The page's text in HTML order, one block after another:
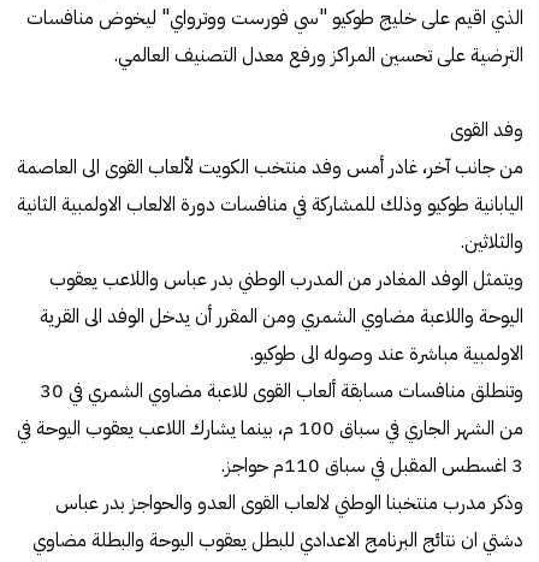
الذي اقيم على خليج طوكيو "سي فورست ووترواي" ليخوض منافسات
الترضية على تحسين المراكز ورفع معدل التصنيف العالمي.
وفد القوى
من جانب آخر، غادر أمس وفد منتخب الكويت لألعاب القوى الى العاصمة
اليابانية طوكيو وذلك للمشاركة في منافسات دورة الالعاب الاولمبية الثانية
والثلاثين.
ويتمثل الوفد المغادر من المدرب الوطني بدر عباس واللاعب يعقوب
اليوحة واللاعبة مضاوي الشمري ومن المقرر أن يدخل الوفد الى القرية
الاولمبية مباشرة عند وصوله الى طوكيو.
وتنطلق منافسات مسابقة ألعاب القوى للاعبة مضاوي الشمري في 30
من الشهر الجاري في سباق 100 م، بينما يشارك اللاعب يعقوب اليوحة في
3 اغسطس المقبل في سباق 110م حواجز.
وذكر مدرب منتخبنا الوطني لالعاب القوى العدو والحواجز بدر عباس
دشتي ان نتائج البرنامج الاعدادي للبطل يعقوب اليوحة والبطلة مضاوي